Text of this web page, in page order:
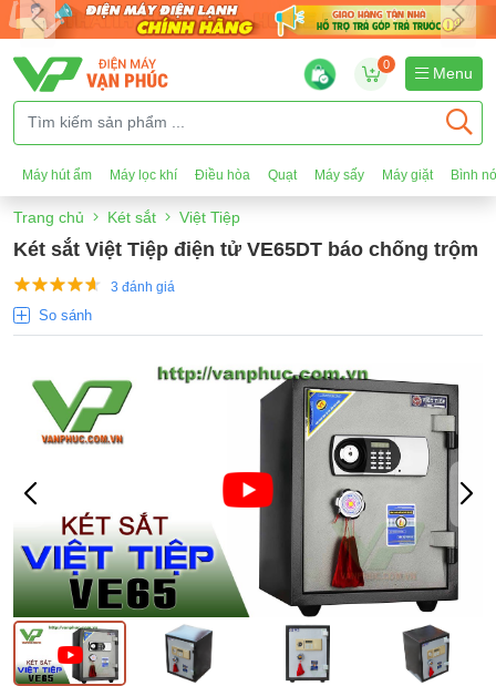
0
Menu
Máy hút ẩm Máy lọc khí Điều hòa Quạt Máy sấy Máy giặt Bình
Trang chủ Két sắt Việt Tiệp
Két sắt Việt Tiệp điện tử VE65DT báo chống trộm
3 đánh giá
So sánh